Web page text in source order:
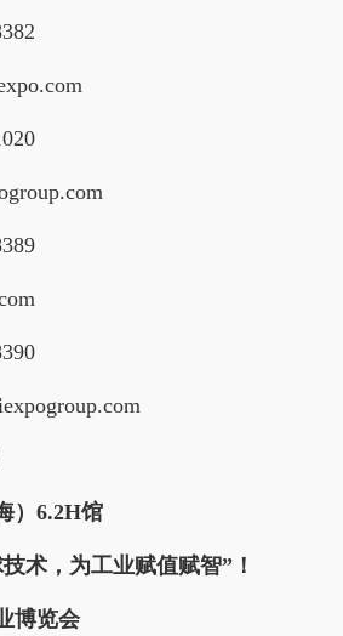
）6.2H馆
术，为工业赋值赋智”！
博览会